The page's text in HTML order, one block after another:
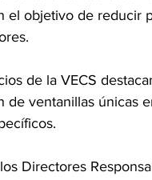
el objetivo de reducir
de la VECS
de ventanillas únicas
Directores